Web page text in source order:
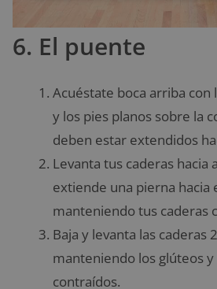
6. El puente
Acuéstate boca arriba con
y los pies planos sobre la
deben estar extendidos
Levanta tus caderas hacia
extiende una pierna hacia
manteniendo tus caderas
Baja y levanta las caderas
manteniendo los glúteos
contraídos.